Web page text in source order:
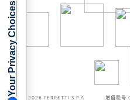
©2026 FERRETTI S.P.A 增值税号
Your Privacy Choices